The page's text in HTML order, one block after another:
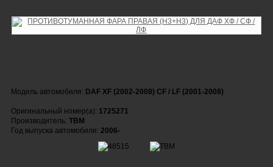
Модель автомобиля: DAF XF (2002-2008) CF / LF (2001-2008)
Оригинальный номер(а): 1725271
Производитель: TBM
Год выпуска автомобиля: 2006-